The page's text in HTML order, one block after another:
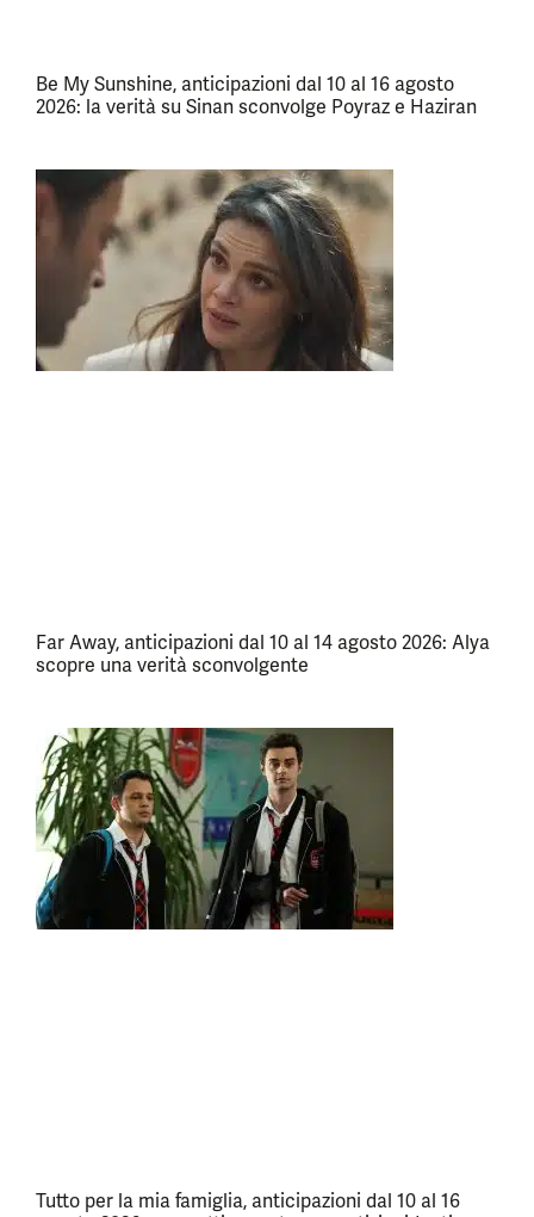
Be My Sunshine, anticipazioni dal 10 al 16 agosto
2026: la verità su Sinan sconvolge Poyraz e Haziran
Far Away, anticipazioni dal 10 al 14 agosto 2026: Alya
scopre una verità sconvolgente
Tutto per la mia famiglia, anticipazioni dal 10 al 16